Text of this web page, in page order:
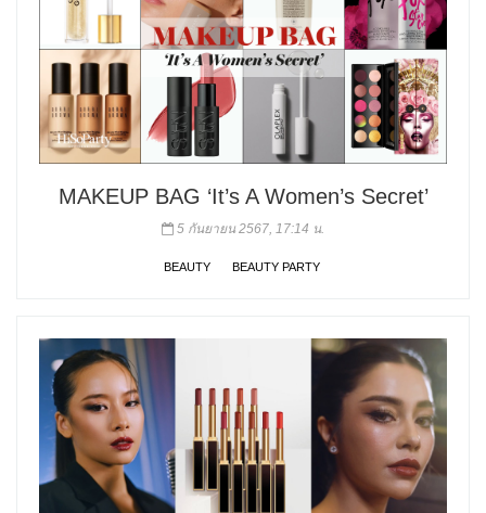
MAKEUP BAG ‘It’s A Women’s Secret’
5 กันยายน 2567, 17:14 น.
BEAUTY BEAUTY PARTY